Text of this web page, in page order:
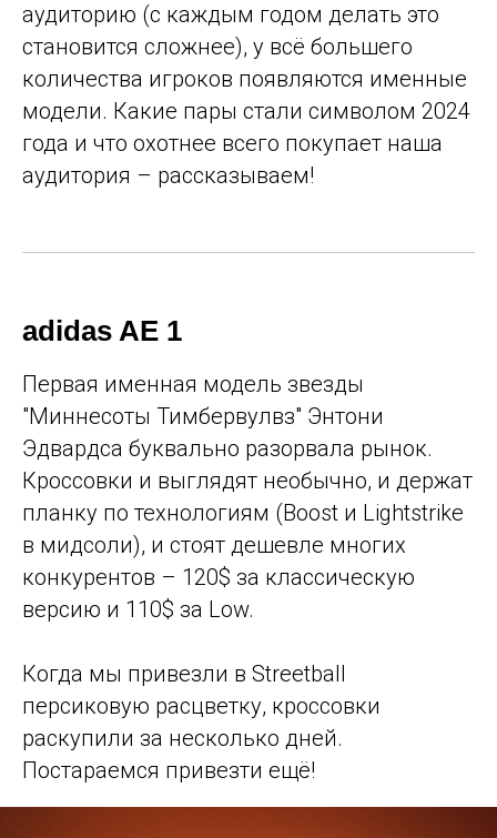
аудиторию (с каждым годом делать это
становится сложнее), у всё большего
количества игроков появляются именные
модели. Какие пары стали символом 2024
года и что охотнее всего покупает наша
аудитория – рассказываем!
adidas AE 1
Первая именная модель звезды
"Миннесоты Тимбервулвз" Энтони
Эдвардса буквально разорвала рынок.
Кроссовки и выглядят необычно, и держат
планку по технологиям (Boost и Lightstrike
в мидсоли), и стоят дешевле многих
конкурентов – 120$ за классическую
версию и 110$ за Low.
Когда мы привезли в Streetball
персиковую расцветку, кроссовки
раскупили за несколько дней.
Постараемся привезти ещё!